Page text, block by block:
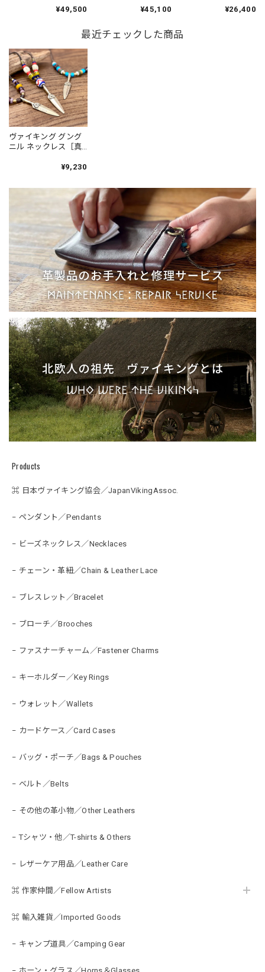
Products
⌘ 日本ヴァイキング協会／JapanVikingAssoc.
− ペンダント／Pendants
− ビーズネックレス／Necklaces
− チェーン・革紐／Chain & Leather Lace
− ブレスレット／Bracelet
− ブローチ／Brooches
− ファスナーチャーム／Fastener Charms
− キーホルダー／Key Rings
− ウォレット／Wallets
− カードケース／Card Cases
− バッグ・ポーチ／Bags & Pouches
− ベルト／Belts
− その他の革小物／Other Leathers
− Tシャツ・他／T-shirts & Others
− レザーケア用品／Leather Care
⌘ 作家仲間／Fellow Artists
⌘ 輸入雑貨／Imported Goods
− キャンプ道具／Camping Gear
colors］／本革 レザ
¥49,500
ー925］［20世紀 チ
ーズ］Viking Thor's
¥45,100
［19-20世紀 イタリア
ビーズ］Viking
¥26,400
最近チェックした商品
ヴァイキング グング
ニル ネックレス［真
ビーズ］Viking
Necklace［Brass］／
北欧 アクセサリー
¥9,230